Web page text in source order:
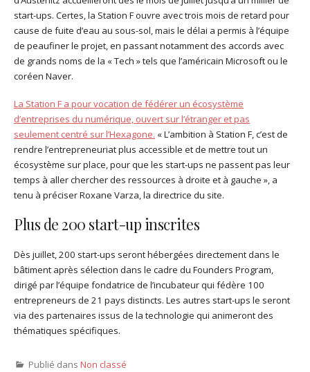
start-ups. Certes, la Station F ouvre avec trois mois de retard pour
cause de fuite d’eau au sous-sol, mais le délai a permis à l’équipe
de peaufiner le projet, en passant notamment des accords avec
de grands noms de la « Tech » tels que l’américain Microsoft ou le
coréen Naver.
La Station F a pour vocation de fédérer un écosystème
d’entreprises du numérique, ouvert sur l’étranger et pas
seulement centré sur l’Hexagone. « L’ambition à Station F, c’est de
rendre l’entrepreneuriat plus accessible et de mettre tout un
écosystème sur place, pour que les start-ups ne passent pas leur
temps à aller chercher des ressources à droite et à gauche », a
tenu à préciser Roxane Varza, la directrice du site.
Plus de 200 start-up inscrites
Dès juillet, 200 start-ups seront hébergées directement dans le
bâtiment après sélection dans le cadre du Founders Program,
dirigé par l’équipe fondatrice de l’incubateur qui fédère 100
entrepreneurs de 21 pays distincts. Les autres start-ups le seront
via des partenaires issus de la technologie qui animeront des
thématiques spécifiques.
Publié dans Non classé